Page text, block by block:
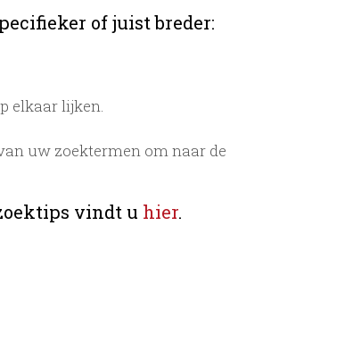
of juist breder:
elkaar lijken.
uw zoektermen om naar de
vindt u hier.